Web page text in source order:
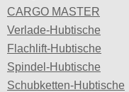
CARGO MASTER
Verlade-Hubtische
Flachlift-Hubtische
Spindel-Hubtische
Schubketten-Hubtische